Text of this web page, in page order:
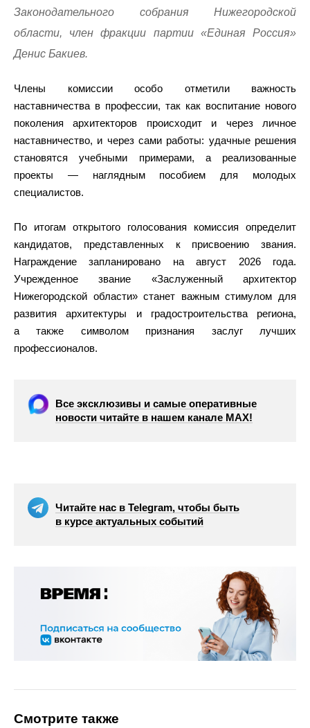
Законодательного собрания Нижегородской
области, член фракции партии «Единая Россия»
Денис Бакиев.
Члены комиссии особо отметили важность
наставничества в профессии, так как воспитание нового
поколения архитекторов происходит и через личное
наставничество, и через сами работы: удачные решения
становятся учебными примерами, а реализованные
проекты — наглядным пособием для молодых
специалистов.
По итогам открытого голосования комиссия определит
кандидатов, представленных к присвоению звания.
Награждение запланировано на август 2026 года.
Учрежденное звание «Заслуженный архитектор
Нижегородской области» станет важным стимулом для
развития архитектуры и градостроительства региона,
а также символом признания заслуг лучших
профессионалов.
Все эксклюзивы и самые оперативные
новости читайте в нашем канале МАХ!
Читайте нас в Telegram, чтобы быть
в курсе актуальных событий
Смотрите также